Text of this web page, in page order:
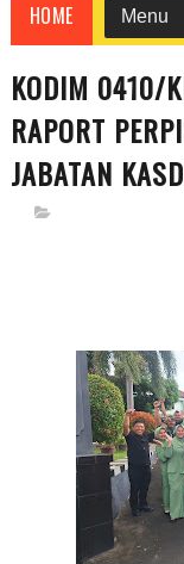
HOME
KODIM 0410/
RAPORT
JABATAN